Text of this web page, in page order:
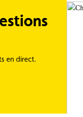
en direct.